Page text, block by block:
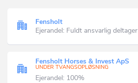
Fensholt
Ejerandel: Fuldt ansvarlig deltager
Fensholt Horses & Invest ApS
UNDER TVANGSOPLØSNING
Ejerandel: 100%